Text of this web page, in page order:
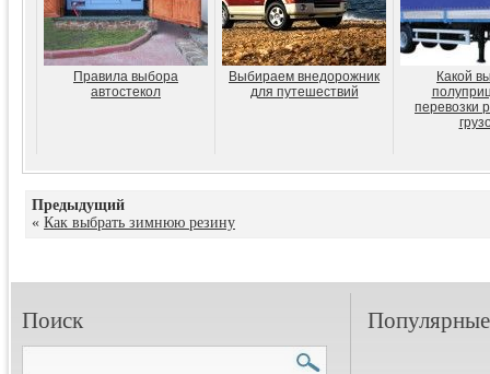
Правила выбора
автостекол
Выбираем внедорожник
для путешествий
Какой
перевозки
Предыдущий
« Как выбрать зимнюю резину
Поиск Популярные